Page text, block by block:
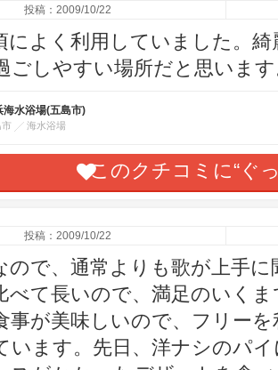
投稿：2009/10/22
によく利用していました。
ごしやすい場所だと思いま
海水浴場(五島市)
市 海水浴場
このクチコミに“ぐ
投稿：2009/10/22
ので、通常よりも歌が上手
べて長いので、満足のいく
事が美味しいので、フリー
います。先日、洋ナシのパ